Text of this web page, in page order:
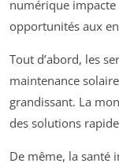
numérique
opportunités aux
Tout d’abord, les
maintenance
grandissant. La
des solutions
De même, la santé